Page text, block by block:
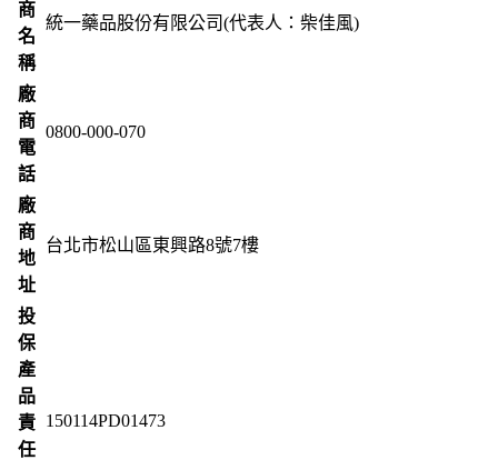
商
名
稱
統一藥品股份有限公司(代表人：柴佳風)
廠
商
電
話
0800-000-070
廠
商
地
址
台北市松山區東興路8號7樓
投
保
產
品
責
任
150114PD01473